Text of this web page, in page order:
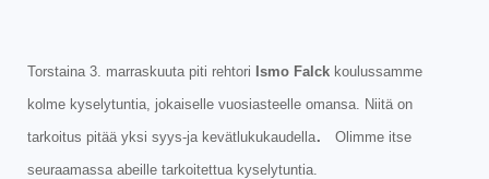
Torstaina 3. marraskuuta piti rehtori Ismo Falck koulussamme
kolme kyselytuntia, jokaiselle vuosiasteelle omansa. Niitä on
tarkoitus pitää yksi syys-ja kevätlukukaudella.
Olimme itse
seuraamassa abeille tarkoitettua kyselytuntia.